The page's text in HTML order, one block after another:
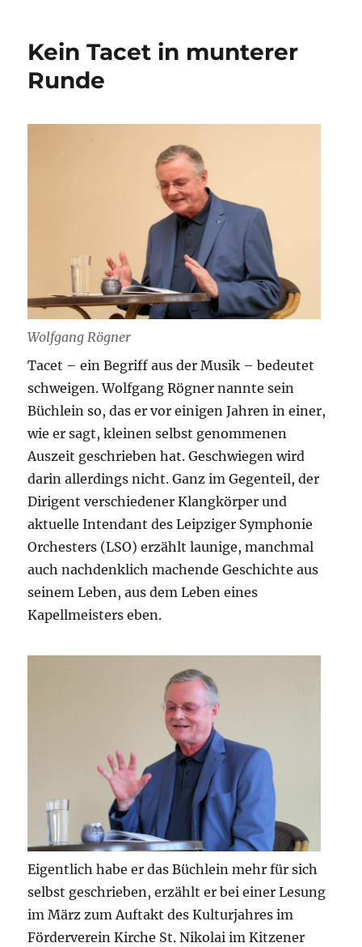
Kein Tacet in munterer
Runde
Wolfgang Rögner
Tacet – ein Begriff aus der Musik – bedeutet
schweigen. Wolfgang Rögner nannte sein
Büchlein so, das er vor einigen Jahren in einer,
wie er sagt, kleinen selbst genommenen
Auszeit geschrieben hat. Geschwiegen wird
darin allerdings nicht. Ganz im Gegenteil, der
Dirigent verschiedener Klangkörper und
aktuelle Intendant des Leipziger Symphonie
Orchesters (LSO) erzählt launige, manchmal
auch nachdenklich machende Geschichte aus
seinem Leben, aus dem Leben eines
Kapellmeisters eben.
Eigentlich habe er das Büchlein mehr für sich
selbst geschrieben, erzählt er bei einer Lesung
im März zum Auftakt des Kulturjahres im
Förderverein Kirche St. Nikolai im Kitzener